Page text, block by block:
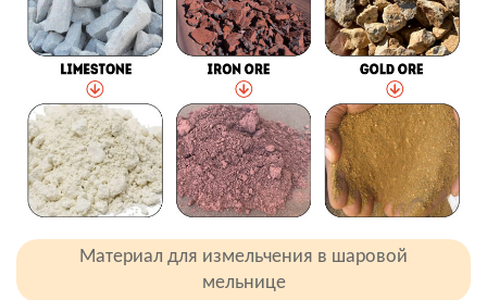
Материал для измельчения в шаровой
мельнице